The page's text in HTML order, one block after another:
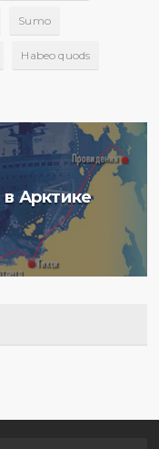
Sumo
Habeo quods
в Арктике